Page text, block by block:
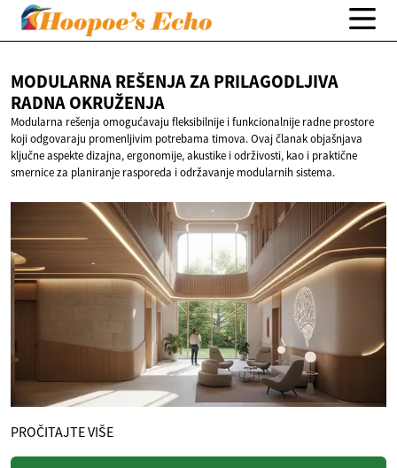
MODULARNA REŠENJA ZA PRILAGODLJIVA
RADNA OKRUŽENJA
Modularna rešenja omogućavaju fleksibilnije i funkcionalnije radne prostore
koji odgovaraju promenljivim potrebama timova. Ovaj članak objašnjava
ključne aspekte dizajna, ergonomije, akustike i održivosti, kao i praktične
smernice za planiranje rasporeda i održavanje modularnih sistema.
PROČITAJTE VIŠE